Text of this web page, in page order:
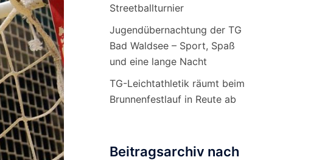
Streetballturnier
Jugendübernachtung der TG
Bad Waldsee – Sport, Spaß
und eine lange Nacht
TG-Leichtathletik räumt beim
Brunnenfestlauf in Reute ab
Beitragsarchiv nach